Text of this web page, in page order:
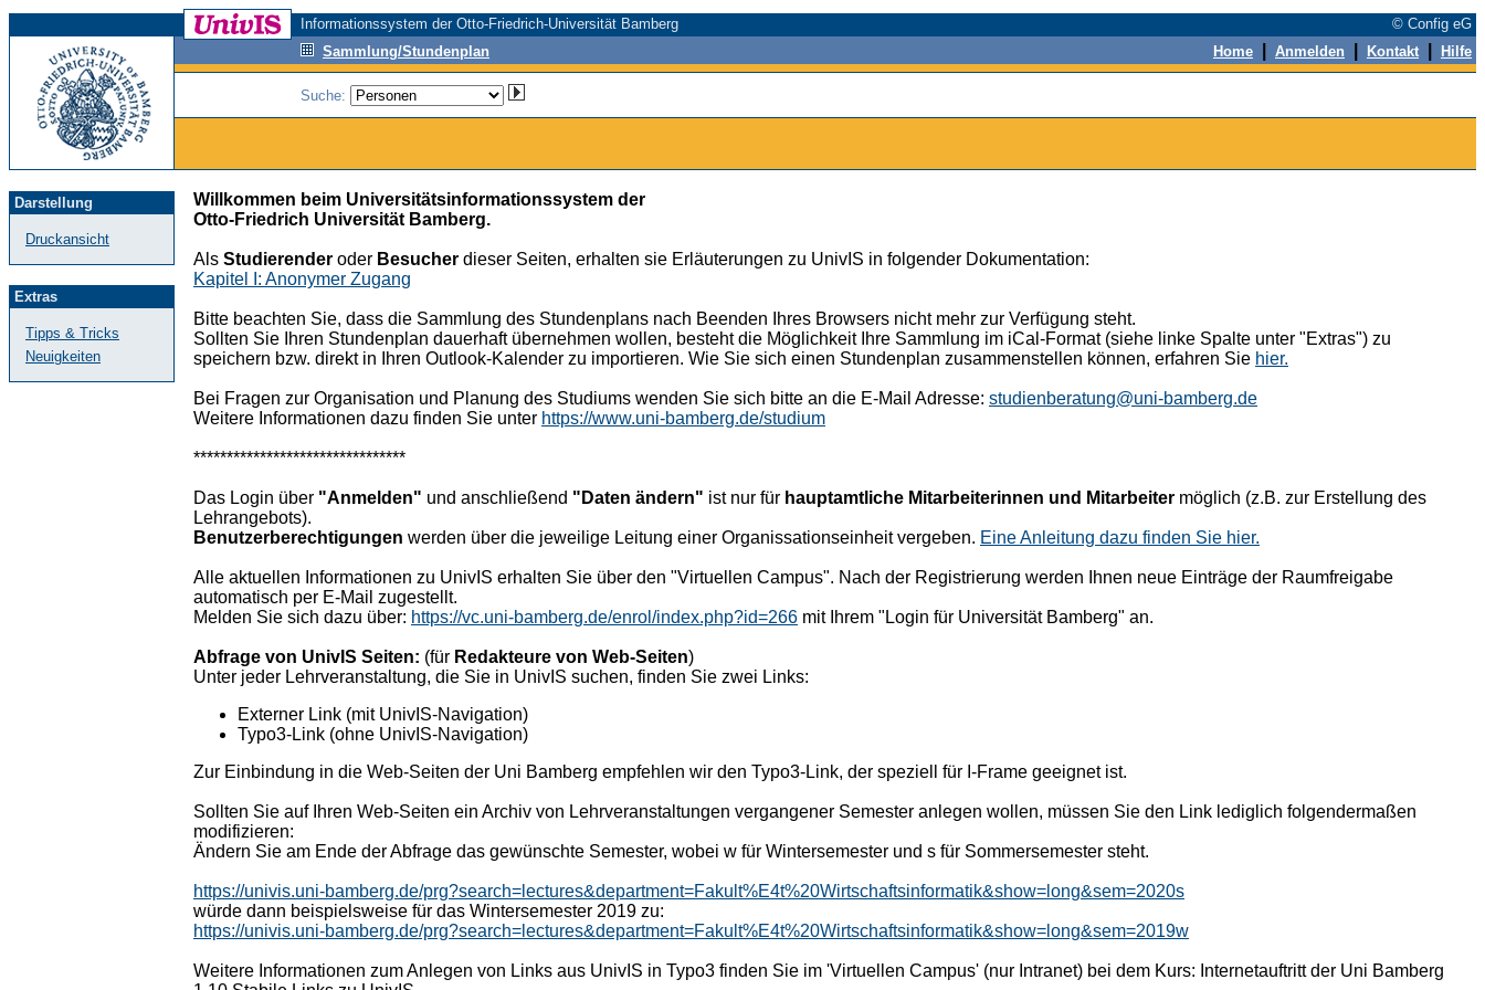
Informationssystem der Otto-Friedrich-Universität Bamberg
© Config eG
Sammlung/Stundenplan
Home Anmelden Kontakt Hilfe
Suche:
Darstellung
Druckansicht
Extras
Tipps & Tricks
Neuigkeiten
Willkommen beim Universitätsinformationssystem der
Otto-Friedrich Universität Bamberg.
Als Studierender oder Besucher dieser Seiten, erhalten sie Erläuterungen zu UnivIS in folgender Dokumentation:
Kapitel I: Anonymer Zugang
Bitte beachten Sie, dass die Sammlung des Stundenplans nach Beenden Ihres Browsers nicht mehr zur Verfügung steht.
Sollten Sie Ihren Stundenplan dauerhaft übernehmen wollen, besteht die Möglichkeit Ihre Sammlung im iCal-Format (siehe linke Spalte unter "Extras") zu
speichern bzw. direkt in Ihren Outlook-Kalender zu importieren. Wie Sie sich einen Stundenplan zusammenstellen können, erfahren Sie hier.
Bei Fragen zur Organisation und Planung des Studiums wenden Sie sich bitte an die E-Mail Adresse: studienberatung@uni-bamberg.de
Weitere Informationen dazu finden Sie unter https://www.uni-bamberg.de/studium
********************************
Das Login über "Anmelden" und anschließend "Daten ändern" ist nur für hauptamtliche Mitarbeiterinnen und Mitarbeiter möglich (z.B. zur Erstellung des
Lehrangebots).
Benutzerberechtigungen werden über die jeweilige Leitung einer Organissationseinheit vergeben. Eine Anleitung dazu finden Sie hier.
Alle aktuellen Informationen zu UnivIS erhalten Sie über den "Virtuellen Campus". Nach der Registrierung werden Ihnen neue Einträge der Raumfreigabe
automatisch per E-Mail zugestellt.
Melden Sie sich dazu über: https://vc.uni-bamberg.de/enrol/index.php?id=266 mit Ihrem "Login für Universität Bamberg" an.
Abfrage von UnivIS Seiten: (für Redakteure von Web-Seiten)
Unter jeder Lehrveranstaltung, die Sie in UnivIS suchen, finden Sie zwei Links:
Externer Link (mit UnivIS-Navigation)
Typo3-Link (ohne UnivIS-Navigation)
Zur Einbindung in die Web-Seiten der Uni Bamberg empfehlen wir den Typo3-Link, der speziell für I-Frame geeignet ist.
Sollten Sie auf Ihren Web-Seiten ein Archiv von Lehrveranstaltungen vergangener Semester anlegen wollen, müssen Sie den Link lediglich folgendermaßen
modifizieren:
Ändern Sie am Ende der Abfrage das gewünschte Semester, wobei w für Wintersemester und s für Sommersemester steht.
https://univis.uni-bamberg.de/prg?search=lectures&department=Fakult%E4t%20Wirtschaftsinformatik&show=long&sem=2020s
würde dann beispielsweise für das Wintersemester 2019 zu:
https://univis.uni-bamberg.de/prg?search=lectures&department=Fakult%E4t%20Wirtschaftsinformatik&show=long&sem=2019w
Weitere Informationen zum Anlegen von Links aus UnivIS in Typo3 finden Sie im 'Virtuellen Campus' (nur Intranet) bei dem Kurs: Internetauftritt der Uni Bamberg